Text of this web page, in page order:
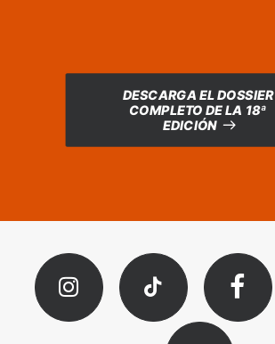
DESCARGA EL DOSSIER
COMPLETO DE LA 18ª
EDICIÓN